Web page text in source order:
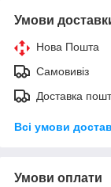
Умови
Нова Пошта
Самовивіз
Доставка
Всі умови
Умови оплати